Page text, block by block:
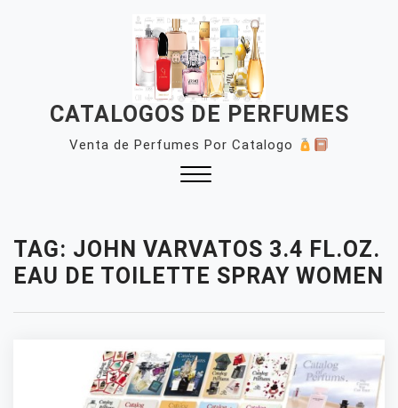
CATALOGOS DE PERFUMES
Venta de Perfumes Por Catalogo
TAG: JOHN VARVATOS 3.4 FL.OZ.
EAU DE TOILETTE SPRAY WOMEN